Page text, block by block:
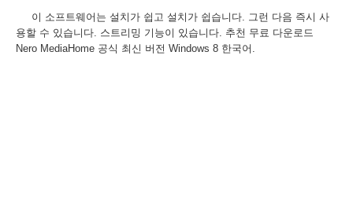
이 소프트웨어는 설치가 쉽고 설치가 쉽습니다. 그런 다음 즉시 사
용할 수 있습니다. 스트리밍 기능이 있습니다. 추천 무료 다운로드
Nero MediaHome 공식 최신 버전 Windows 8 한국어.